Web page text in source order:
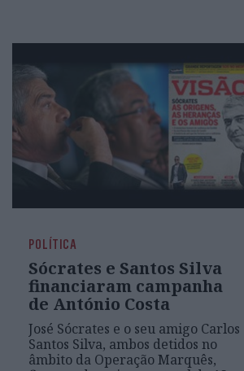
POLÍTICA
Sócrates e Santos Silva
financiaram campanha
de António Costa
José Sócrates e o seu amigo Carlos
Santos Silva, ambos detidos no
âmbito da Operação Marquês,